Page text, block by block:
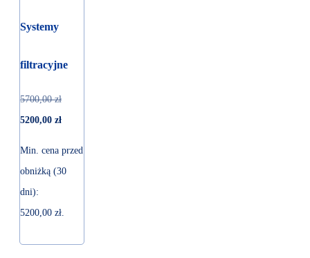
Systemy
filtracyjne
5700,00zł
5200,00 zł
Min. cena przed
obniżką (30
dni):
5200,00 zł.